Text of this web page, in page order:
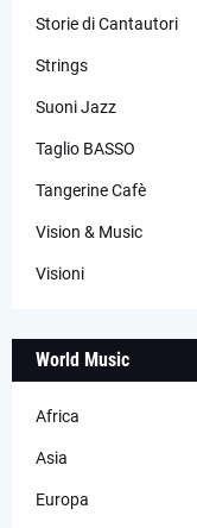
Storie di Cantautori
Strings
Suoni Jazz
Taglio BASSO
Tangerine Cafè
Vision & Music
Visioni
World Music
Africa
Asia
Europa